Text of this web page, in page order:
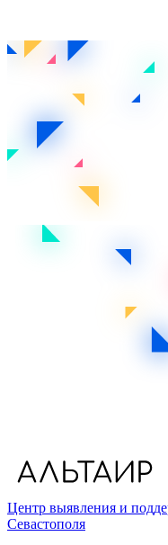
Центр выявления и
Севастополя